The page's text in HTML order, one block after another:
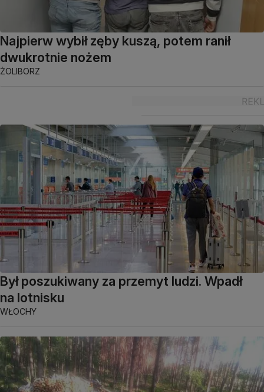
Najpierw wybił zęby kuszą, potem ranił
dwukrotnie nożem
ŻOLIBORZ
Był poszukiwany za przemyt ludzi. Wpadł
na lotnisku
WŁOCHY